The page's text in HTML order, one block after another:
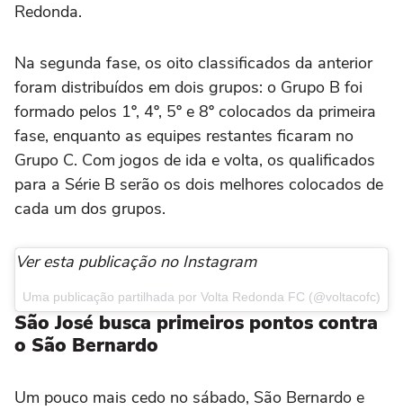
Redonda.
Na segunda fase, os oito classificados da anterior
foram distribuídos em dois grupos: o Grupo B foi
formado pelos 1º, 4º, 5º e 8º colocados da primeira
fase, enquanto as equipes restantes ficaram no
Grupo C. Com jogos de ida e volta, os qualificados
para a Série B serão os dois melhores colocados de
cada um dos grupos.
Ver esta publicação no Instagram
Uma publicação partilhada por Volta Redonda FC (@voltacofc)
São José busca primeiros pontos contra
o São Bernardo
Um pouco mais cedo no sábado, São Bernardo e